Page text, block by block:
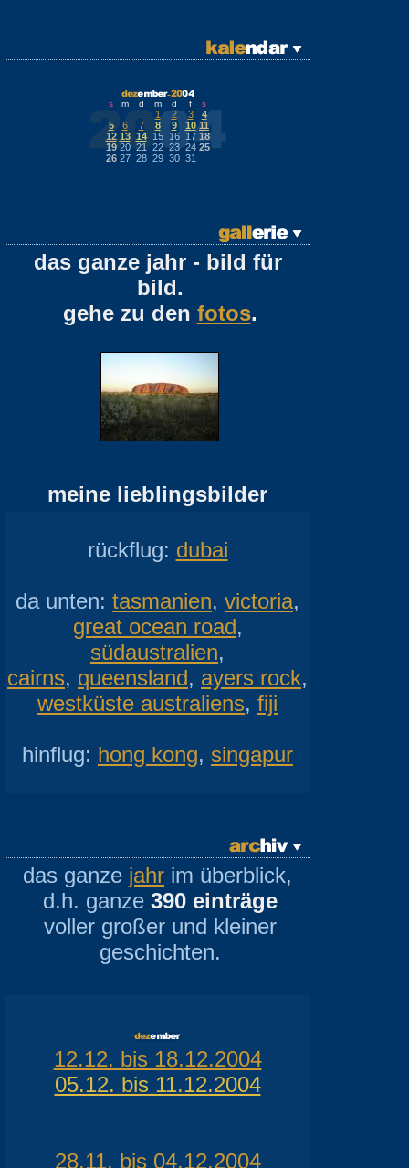
s m d m d f s
1 2 3
4
5
6 7 8 9 10 11
12 13 14 15 16 17 18
19 20 21 22 23 24 25
26 27 28 29 30 31
das ganze jahr - bild für
bild.
gehe zu den fotos.
meine lieblingsbilder
rückflug: dubai
da unten: tasmanien, victoria,
great ocean road,
südaustralien,
cairns, queensland, ayers rock,
westküste australiens, fiji
hinflug: hong kong, singapur
das ganze jahr im überblick,
d.h. ganze 390 einträge
voller großer und kleiner
geschichten.
12.12. bis 18.12.2004
05.12. bis 11.12.2004
28.11. bis 04.12.2004